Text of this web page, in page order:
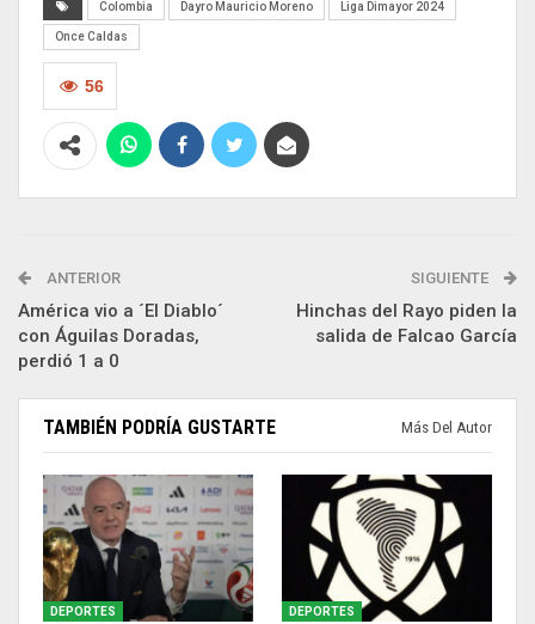
Colombia Dayro Mauricio Moreno Liga Dimayor 2024
Once Caldas
56
ANTERIOR
América vio a ´El Diablo´
con Águilas Doradas,
perdió 1 a 0
SIGUIENTE
Hinchas del Rayo piden la
salida de Falcao García
TAMBIÉN PODRÍA GUSTARTE Más Del Autor
DEPORTES DEPORTES